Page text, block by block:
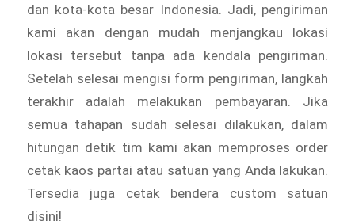
dan kota-kota besar Indonesia. Jadi, pengiriman
kami akan dengan mudah menjangkau lokasi
lokasi tersebut tanpa ada kendala pengiriman.
Setelah selesai mengisi form pengiriman, langkah
terakhir adalah melakukan pembayaran. Jika
semua tahapan sudah selesai dilakukan, dalam
hitungan detik tim kami akan memproses order
cetak kaos partai atau satuan yang Anda lakukan.
Tersedia juga cetak bendera custom satuan
disini!